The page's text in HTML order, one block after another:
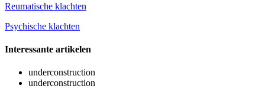
Reumatische klachten
Psychische klachten
Interessante artikelen
underconstruction
underconstruction